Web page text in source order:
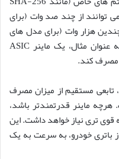
توانند از چند صد وات (برای
هزار وات (برای مدل های
جدید و قدرتمند) برق مصرف کنند. به عنوان مثال، یک ماینر ASIC
تابعی مستقیم از میزان مصرف
ماینر قدرتمندتر باشد،
تری نیاز خواهد داشت. این
باتری خودرو، به سرعت به یک